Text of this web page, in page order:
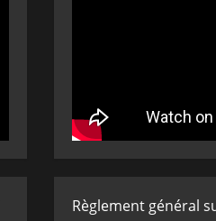
Règlement général